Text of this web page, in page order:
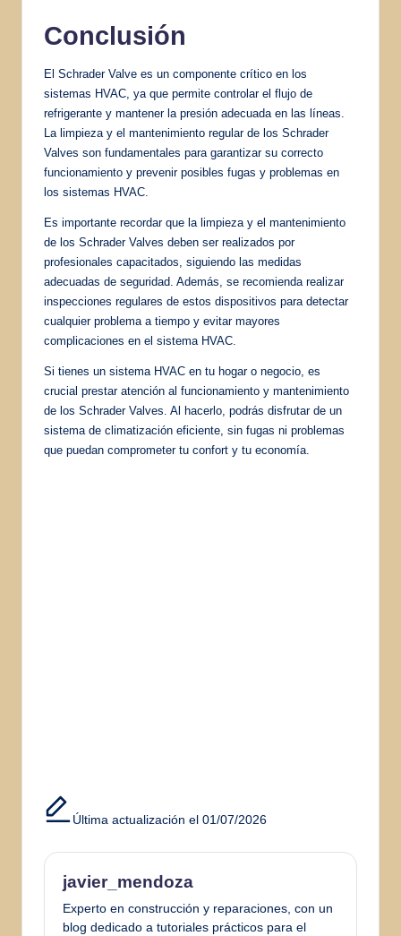
Conclusión
El Schrader Valve es un componente crítico en los
sistemas HVAC, ya que permite controlar el flujo de
refrigerante y mantener la presión adecuada en las líneas.
La limpieza y el mantenimiento regular de los Schrader
Valves son fundamentales para garantizar su correcto
funcionamiento y prevenir posibles fugas y problemas en
los sistemas HVAC.
Es importante recordar que la limpieza y el mantenimiento
de los Schrader Valves deben ser realizados por
profesionales capacitados, siguiendo las medidas
adecuadas de seguridad. Además, se recomienda realizar
inspecciones regulares de estos dispositivos para detectar
cualquier problema a tiempo y evitar mayores
complicaciones en el sistema HVAC.
Si tienes un sistema HVAC en tu hogar o negocio, es
crucial prestar atención al funcionamiento y mantenimiento
de los Schrader Valves. Al hacerlo, podrás disfrutar de un
sistema de climatización eficiente, sin fugas ni problemas
que puedan comprometer tu confort y tu economía.
Última actualización el 01/07/2026
javier_mendoza
Experto en construcción y reparaciones, con un
blog dedicado a tutoriales prácticos para el